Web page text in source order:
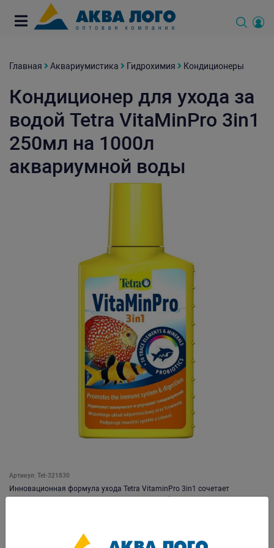
Главная Аквариумистика Гидрохимия Кондиционеры
Кондиционер для ухода за
водой Tetra VitaMinPro 3in1
250мл на 1000л
аквариумной воды
Артикул: Tet-321830
Инновационная формула ухода Tetra VitaminPro 3in1 сочетает
равной степени для здоровья декоративных рыб, ракообразных, улиток
и растений. В то же время, около 2 миллиардов пробиотиков на 100 мл